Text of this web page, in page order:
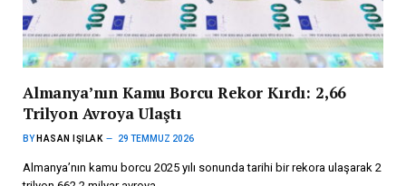
Almanya’nın Kamu Borcu Rekor Kırdı: 2,66
Trilyon Avroya Ulaştı
BY HASAN IŞILAK 29 TEMMUZ 2026
Almanya’nın kamu borcu 2025 yılı sonunda tarihi bir rekora ulaşarak 2